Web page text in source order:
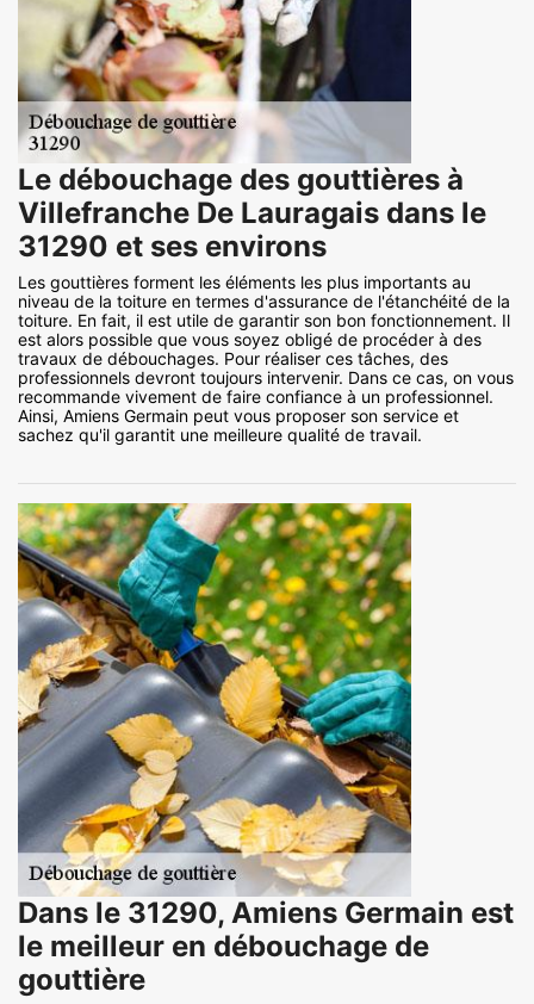
Le débouchage des gouttières à
Villefranche De Lauragais dans le
31290 et ses environs
Les gouttières forment les éléments les plus importants au
niveau de la toiture en termes d'assurance de l'étanchéité de la
toiture. En fait, il est utile de garantir son bon fonctionnement. Il
est alors possible que vous soyez obligé de procéder à des
travaux de débouchages. Pour réaliser ces tâches, des
professionnels devront toujours intervenir. Dans ce cas, on vous
recommande vivement de faire confiance à un professionnel.
Ainsi, Amiens Germain peut vous proposer son service et
sachez qu'il garantit une meilleure qualité de travail.
Dans le 31290, Amiens Germain est
le meilleur en débouchage de
gouttière